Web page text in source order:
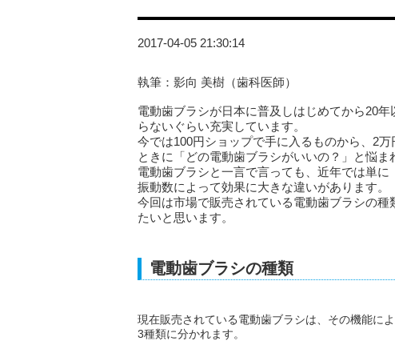
2017-04-05 21:30:14
執筆：影向 美樹（歯科医師）
電動歯ブラシが日本に普及しはじめてから20
らないぐらい充実しています。
今では100円ショップで手に入るものから、2
ときに「どの電動歯ブラシがいいの？」と悩ま
電動歯ブラシと一言で言っても、近年では単
振動数によって効果に大きな違いがあります。
今回は市場で販売されている電動歯ブラシの
たいと思います。
電動歯ブラシの種類
現在販売されている電動歯ブラシは、その機能に
3種類に分かれます。